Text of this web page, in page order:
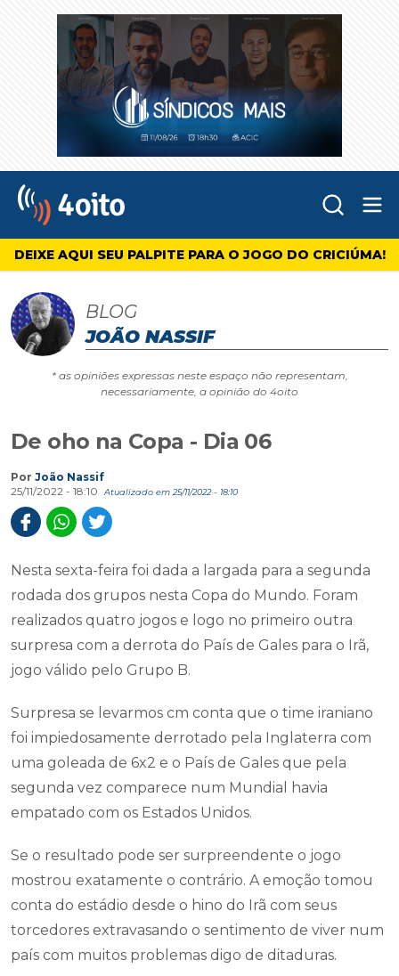
4oito
DEIXE AQUI SEU PALPITE PARA O JOGO DO CRICIÚMA!
BLOG
JOÃO NASSIF
* as opiniões expressas neste espaço não representam,
necessariamente, a opinião do 4oito
De oho na Copa - Dia 06
Por João Nassif
25/11/2022 - 18:10
Atualizado em 25/11/2022 - 18:10
Nesta sexta-feira foi dada a largada para a segunda
rodada dos grupos nesta Copa do Mundo. Foram
realizados quatro jogos e logo no primeiro outra
surpresa com a derrota do País de Gales para o Irã,
jogo válido pelo Grupo B.
Surpresa se levarmos cm conta que o time iraniano
foi impiedosamente derrotado pela Inglaterra com
uma goleada de 6x2 e o País de Gales que pela
segunda vez comparece num Mundial havia
empatado com os Estados Unidos.
Se o resultado pode ser surpreendente o jogo
mostrou exatamente o contrário. A emoção tomou
conta do estádio desde o hino do Irã com seus
torcedores extravasando o sentimento de viver num
país com muitos problemas digo de ditaduras.